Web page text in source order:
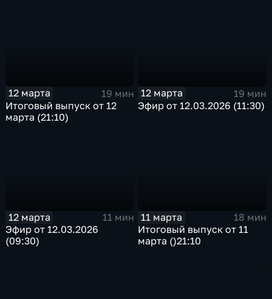
12 марта
19 мин
Итоговый выпуск от 12
марта (21:10)
12 марта
19 мин
Эфир от 12.03.2026 (11:30)
12 марта
11 мин
Эфир от 12.03.2026
(09:30)
11 марта
18 мин
Итоговый выпуск от 11
марта ()21:10